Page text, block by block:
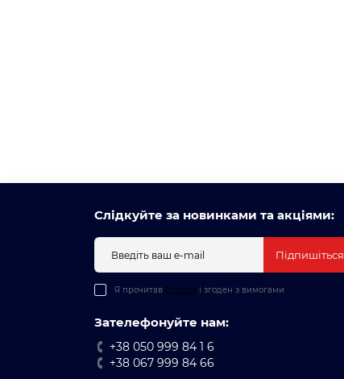
Слідкуйте за новинками та акціями:
Підпишіться
Я прочитав Оплата і згоден з вимогами
Зателефонуйте нам:
+38 050 999 84 1 6
+38 067 999 84 66